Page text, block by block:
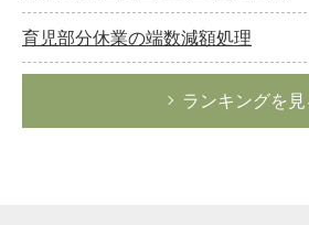
育児部分休業の端数減額処理
ランキングを見